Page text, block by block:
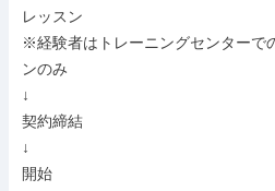
レッスン
※経験者はトレーニングセンターで
ンのみ
↓
契約締結
↓
開始